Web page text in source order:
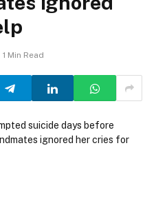
1 Min Read